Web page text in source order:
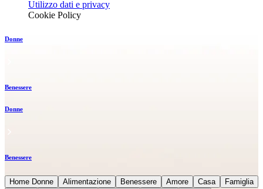
Utilizzo dati e privacy
Cookie Policy
Donne
Benessere
Donne
Benessere
Home Donne Alimentazione Benessere Amore Casa
Famiglia